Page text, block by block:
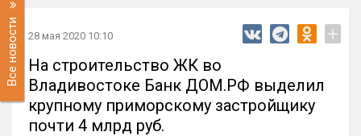
Все новости 28 мая 2020 10:10 +
На строительство ЖК во
Владивостоке Банк ДОМ.РФ выделил
крупному приморскому застройщику
почти 4 млрд руб.